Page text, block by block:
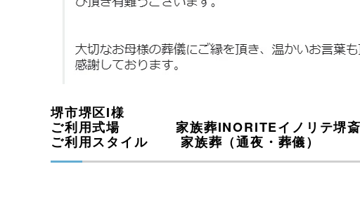
堺市堺区I様
ご利用式場 家族葬INORITEイノリテ堺斎
ご利用スタイル 家族葬（通夜・葬儀）